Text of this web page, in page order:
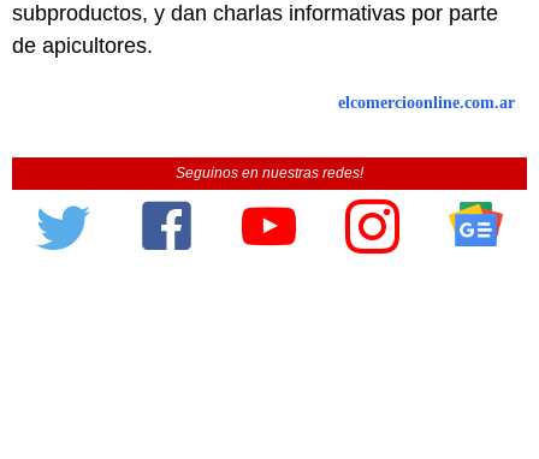
subproductos, y dan charlas informativas por parte
de apicultores.
elcomercioonline.com.ar
Seguinos en nuestras redes!